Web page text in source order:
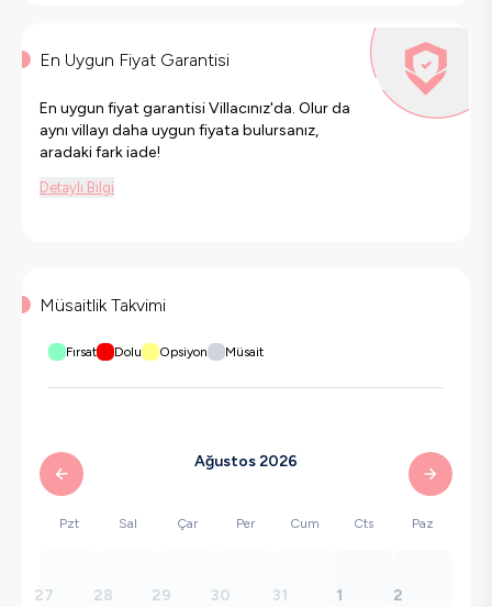
En Uygun Fiyat Garantisi
En uygun fiyat garantisi Villacınız'da. Olur da
aynı villayı daha uygun fiyata bulursanız,
aradaki fark iade!
Detaylı Bilgi
Müsaitlik Takvimi
Fırsat Dolu Opsiyon Müsait
Ağustos 2026
Pzt Sal Çar Per Cum Cts Paz
27 28 29 30 31 1 2